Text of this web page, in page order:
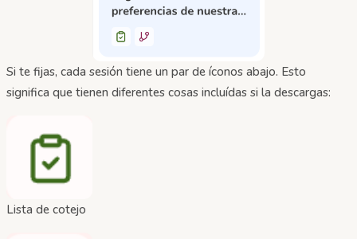
Si te fijas, cada sesión tiene un par de íconos abajo. Esto
significa que tienen diferentes cosas incluídas si la descargas:
Lista de cotejo